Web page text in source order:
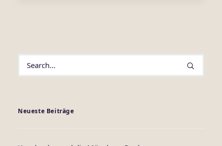
Neueste Beiträge